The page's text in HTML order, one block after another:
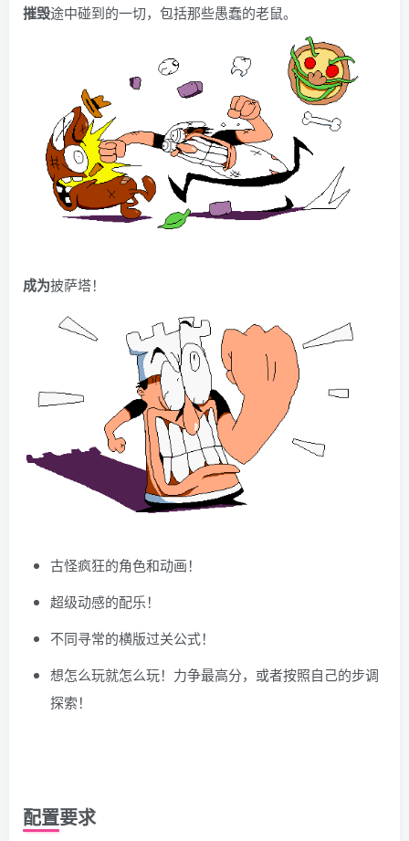
摧毁途中碰到的一切，包括那些愚蠢的老鼠。
成为披萨塔！
古怪疯狂的角色和动画！
超级动感的配乐！
不同寻常的横版过关公式！
想怎么玩就怎么玩！力争最高分，或者按照自己的步调
探索！
配置要求